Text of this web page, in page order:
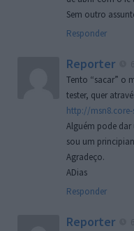
Sem outro
Responder
Reporter
Tento “sacar” o
tester, quer
http://msn8.core-
Alguém pode
sou um
Agradeço.
ADias
Responder
Reporter